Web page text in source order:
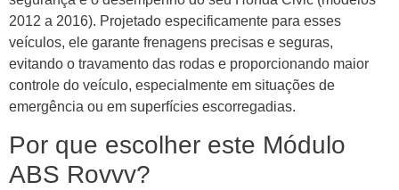
2012 a 2016). Projetado especificamente para esses
veículos, ele garante frenagens precisas e seguras,
evitando o travamento das rodas e proporcionando maior
controle do veículo, especialmente em situações de
emergência ou em superfícies escorregadias.
Por que escolher este Módulo
ABS Rovvv?